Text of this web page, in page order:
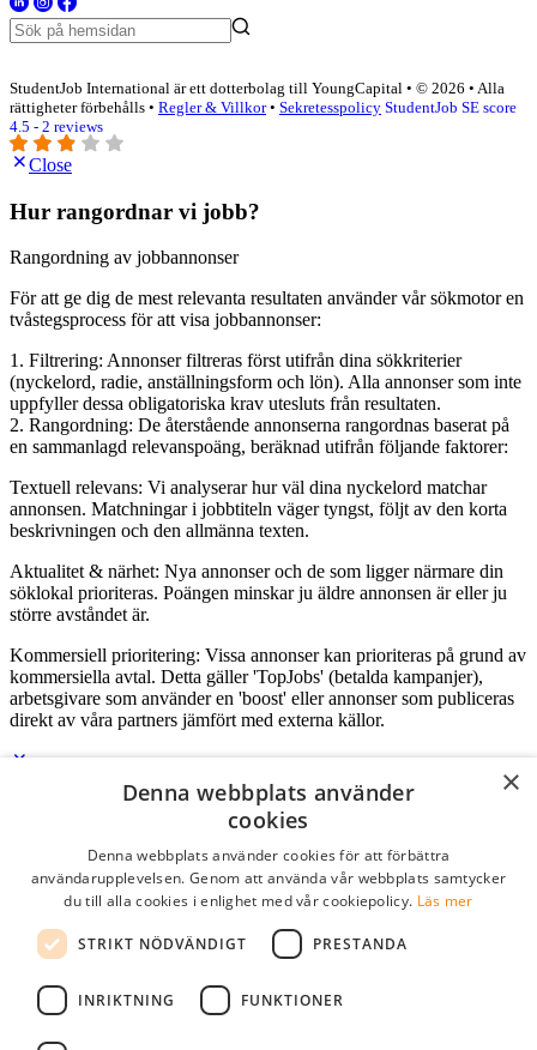
StudentJob International är ett dotterbolag till YoungCapital • © 2026 • Alla
rättigheter förbehålls • Regler & Villkor• Sekretesspolicy StudentJob SE score
4.5 - 2 reviews
Close
Hur rangordnar vi jobb?
Rangordning av jobbannonser
För att ge dig de mest relevanta resultaten använder vår sökmotor en
tvåstegsprocess för att visa jobbannonser:
1. Filtrering: Annonser filtreras först utifrån dina sökkriterier
(nyckelord, radie, anställningsform och lön). Alla annonser som inte
uppfyller dessa obligatoriska krav utesluts från resultaten.
2. Rangordning: De återstående annonserna rangordnas baserat på
en sammanlagd relevanspoäng, beräknad utifrån följande faktorer:
Textuell relevans: Vi analyserar hur väl dina nyckelord matchar
annonsen. Matchningar i jobbtiteln väger tyngst, följt av den korta
beskrivningen och den allmänna texten.
Aktualitet & närhet: Nya annonser och de som ligger närmare din
söklokal prioriteras. Poängen minskar ju äldre annonsen är eller ju
större avståndet är.
Kommersiell prioritering: Vissa annonser kan prioriteras på grund av
kommersiella avtal. Detta gäller 'TopJobs' (betalda kampanjer),
arbetsgivare som använder en 'boost' eller annonser som publiceras
direkt av våra partners jämfört med externa källor.
Lösenord
kom ihåg mig
logga in
×
Denna webbplats använder
cookies
Denna webbplats använder cookies för att förbättra
användarupplevelsen. Genom att använda vår webbplats samtycker
du till alla cookies i enlighet med vår cookiepolicy. Läs mer
STRIKT NÖDVÄNDIGT PRESTANDA
INRIKTNING FUNKTIONER